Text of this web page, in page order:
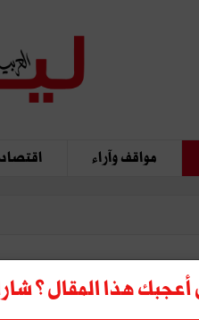
مواقف وآراء اقتصاد
الباحث في مغامرات البحث
هذا المقال ؟